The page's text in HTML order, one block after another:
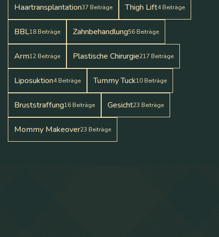
Haartransplantation37 Beiträge Thigh Lift4 Beiträge
BBL18 Beiträge Zahnbehandlung56 Beiträge
Arm12 Beiträge Plastische Chirurgie217 Beiträge
Liposuktion4 Beiträge Tummy Tuck10 Beiträge
Bruststraffung16 Beiträge Gesicht23 Beiträge
Mommy Makeover23 Beiträge